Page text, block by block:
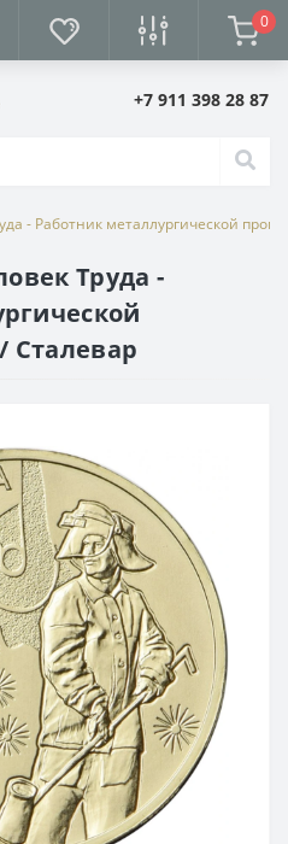
0
+7 911 398 28 87
- Работник металлургической
Труда -